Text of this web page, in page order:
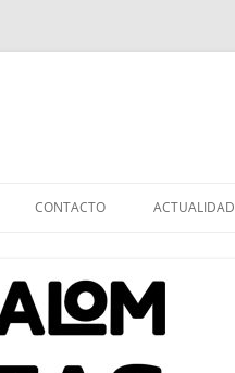
CONTACTO ACTUALIDAD